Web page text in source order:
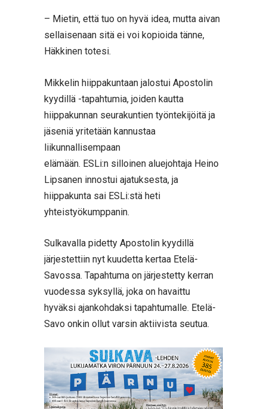
– Mietin, että tuo on hyvä idea, mutta aivan
sellaisenaan sitä ei voi kopioida tänne,
Häkkinen totesi.
Mikkelin hiippakuntaan jalostui Apostolin
kyydillä -tapahtumia, joiden kautta
hiippakunnan seurakuntien työntekijöitä ja
jäseniä yritetään kannustaa
liikunnallisempaan
elämään. ESLi:n silloinen aluejohtaja Heino
Lipsanen innostui ajatuksesta, ja
hiippakunta sai ESLi:stä heti
yhteistyökumppanin.
Sulkavalla pidetty Apostolin kyydillä
järjestettiin nyt kuudetta kertaa Etelä-
Savossa. Tapahtuma on järjestetty kerran
vuodessa syksyllä, joka on havaittu
hyväksi ajankohdaksi tapahtumalle. Etelä-
Savo onkin ollut varsin aktiivista seutua.